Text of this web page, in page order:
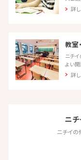
詳
教室
ニチ
よい開
詳
ニ
ニチイの